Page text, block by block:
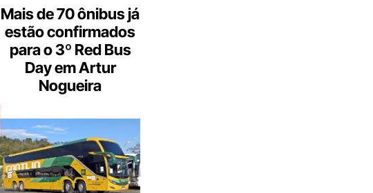
Mais de 70 ônibus já
estão confirmados
para o 3º Red Bus
Day em Artur
Nogueira